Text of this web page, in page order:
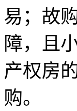
易；故
障，且
产权房
购。